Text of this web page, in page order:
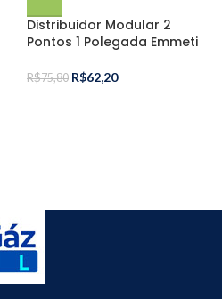
Distribuidor Modular 2
Pontos 1 Polegada Emmeti
R$75,80 R$62,20